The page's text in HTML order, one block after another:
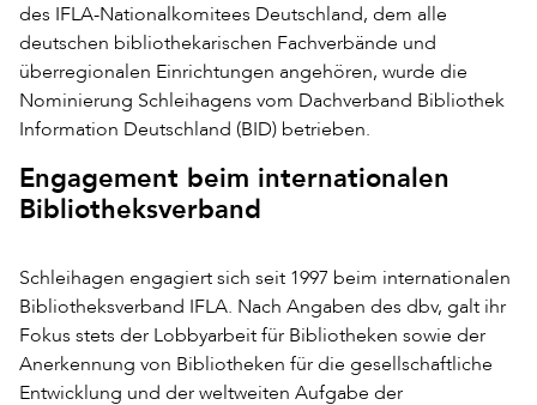
des IFLA-Nationalkomitees Deutschland, dem alle
deutschen bibliothekarischen Fachverbände und
überregionalen Einrichtungen angehören, wurde die
Nominierung Schleihagens vom Dachverband Bibliothek
Information Deutschland (BID) betrieben.
Engagement beim internationalen
Bibliotheksverband
Schleihagen engagiert sich seit 1997 beim internationalen
Bibliotheksverband IFLA. Nach Angaben des dbv, galt ihr
Fokus stets der Lobbyarbeit für Bibliotheken sowie der
Anerkennung von Bibliotheken für die gesellschaftliche
Entwicklung und der weltweiten Aufgabe der